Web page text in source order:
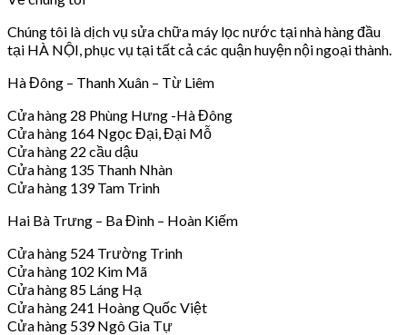
Chúng tôi là dịch vụ sửa chữa máy lọc nước tại nhà hàng đầu
tại HÀ NỘI, phục vụ tại tất cả các quận huyện nội ngoại thành.
Hà Đông – Thanh Xuân – Từ Liêm
Cửa hàng 28 Phùng Hưng -Hà Đông
Cửa hàng 164 Ngọc Đại, Đại Mỗ
Cửa hàng 22 cầu dậu
Cửa hàng 135 Thanh Nhàn
Cửa hàng 139 Tam Trinh
Hai Bà Trưng – Ba Đình – Hoàn Kiếm
Cửa hàng 524 Trường Trinh
Cửa hàng 102 Kim Mã
Cửa hàng 85 Láng Hạ
Cửa hàng 241 Hoàng Quốc Việt
Cửa hàng 539 Ngô Gia Tự